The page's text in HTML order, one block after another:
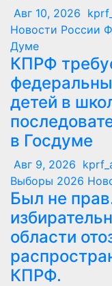
Авг 10, 2026
Новости России
Думе
КПРФ
детей в
в Госдуме
Авг 9, 2026
Выборы 2026
Был не
области
КПРФ.